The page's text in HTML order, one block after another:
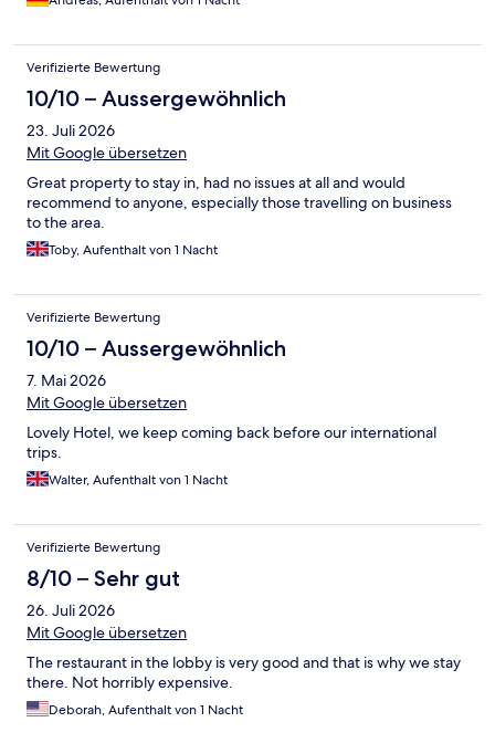
bringen kann. Schade, dass UK so viele gute Servicemitarbeiter
Verifizierte Bewertung
10/10 – Aussergewöhnlich
23. Juli 2026
Mit Google übersetzen
Great property to stay in, had no issues at all and would
recommend to anyone, especially those travelling on business
to the area.
Toby, Aufenthalt von 1 Nacht
Verifizierte Bewertung
10/10 – Aussergewöhnlich
7. Mai 2026
Mit Google übersetzen
Lovely Hotel, we keep coming back before our international
trips.
Walter, Aufenthalt von 1 Nacht
Verifizierte Bewertung
8/10 – Sehr gut
26. Juli 2026
Mit Google übersetzen
The restaurant in the lobby is very good and that is why we stay
there. Not horribly expensive.
Deborah, Aufenthalt von 1 Nacht